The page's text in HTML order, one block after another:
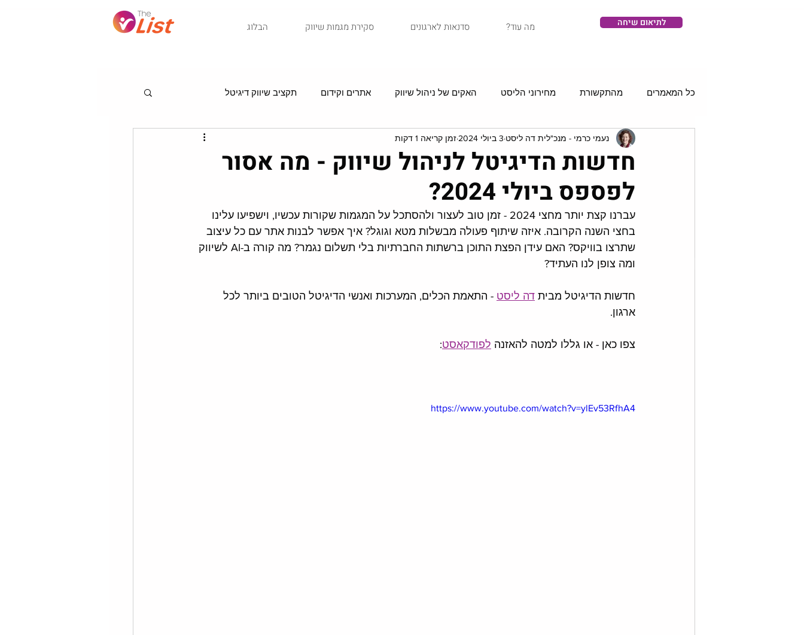
הבלוג סקירת מגמות שיווק סדנאות לארגונים ?מה עוד לתיאום שיחה
כל המאמרים מהתקשורת מחירוני הליסט האקים של ניהול שיווק אתרים וקידום תקציב שיווק דיגיטל
רשתות חברתיות סושיאל וידאו סיפורי לקוחות איקומרס מגמות לניהול שיווק
חדשות הדיגיטל לניהול שיווק - מה אסור
לפספס ביולי 2024?
נעמי כרמי - מנכ"לית דה ליסט 3 ביולי 2024 זמן קריאה 1 דקות
עברנו קצת יותר מחצי 2024 - זמן טוב לעצור ולהסתכל על המגמות שקורות עכשיו, וישפיעו עלינו
בחצי השנה הקרובה. איזה שיתוף פעולה מבשלות מטא וגוגל? איך אפשר לבנות אתר עם כל עיצוב
שתרצו בוויקס? האם עידן הפצת התוכן ברשתות החברתיות בלי תשלום נגמר? מה קורה ב-AI לשיווק
ומה צופן לנו העתיד?
חדשות הדיגיטל מבית דה ליסט - התאמת הכלים, המערכות ואנשי הדיגיטל הטובים ביותר לכל
ארגון.
צפו כאן - או גללו למטה להאזנה לפודקאסט:
https://www.youtube.com/watch?v=ylEv53RfhA4